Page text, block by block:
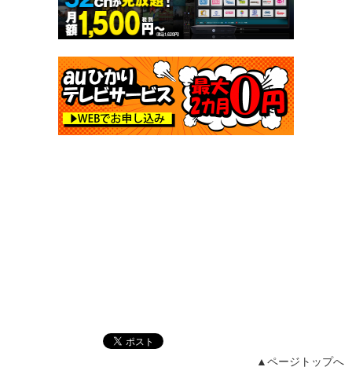
▲ページトップへ